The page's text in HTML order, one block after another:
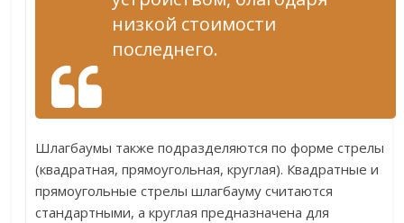
низкой стоимости
последнего.
Шлагбаумы также подразделяются по форме стрелы
(квадратная, прямоугольная, круглая). Квадратные и
прямоугольные стрелы шлагбауму считаются
стандартными, а круглая предназначена для